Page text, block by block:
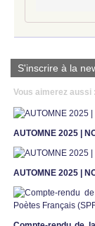
S'inscrire à la
Vous aimerez aussi :
AUTOMNE 2025 |
AUTOMNE 2025 |